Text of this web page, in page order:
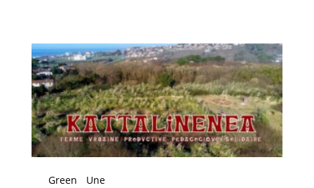
Green Une